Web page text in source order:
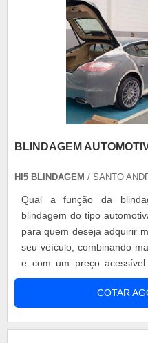
BLINDAGEM
HI5 BLINDAGEM / SANTO
Qual a função da
blindagem do tipo
para quem deseja adquirir
seu veículo, combinando
e com um preço acessível
Qual o grande
automóveis? A blindagem
aplicada em veículos
COTAR